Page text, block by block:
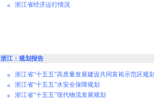
浙江省经济运行情况
浙江：规划报告
浙江省“十五五”高质量发展建设共同富裕示范区规划
浙江省“十五五”水安全保障规划
浙江省“十五五”现代物流发展规划